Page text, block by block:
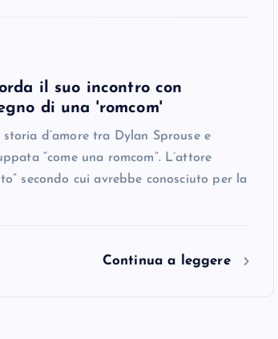
il suo incontro con
di una 'romcom'
d’amore tra Dylan Sprouse e
“come una romcom”. L’attore
secondo cui avrebbe conosciuto per la
Continua a leggere